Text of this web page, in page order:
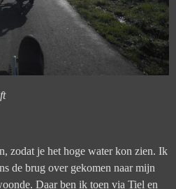
zodat je het hoge water kon zien. Ik
de brug over gekomen naar mijn
Daar ben ik toen via Tiel en